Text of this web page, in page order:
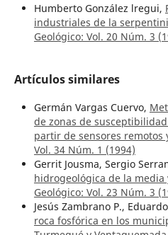
Humberto González lregui,
industriales de la
Geológico: Vol. 20 Núm. 3
Artículos similares
Germán Vargas Cuervo,
de zonas de
partir de sensores remotos
Vol. 34 Núm. 1 (1994)
Gerrit Jousma, Sergio
hidrogeológica de la media
Geológico: Vol. 23 Núm. 3
Jesús Zambrano P.,
roca fosfórica en los